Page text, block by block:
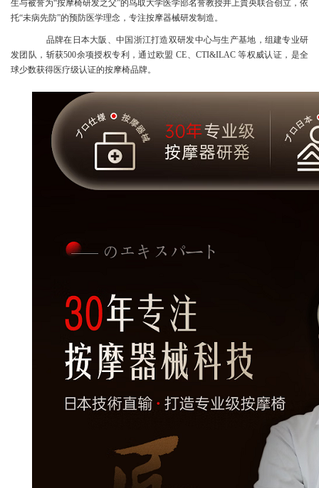
生与被誉为“按摩椅研发之父”的鸟取大学医学部名誉教授井上貴央联合创立，依
托“未病先防”的预防医学理念，专注按摩器械研发制造。
品牌在日本大阪、中国浙江打造双研发中心与生产基地，组建专业研
发团队，斩获500余项授权专利，通过欧盟 CE、CTI&ILAC 等权威认证，是全
球少数获得医疗级认证的按摩椅品牌。